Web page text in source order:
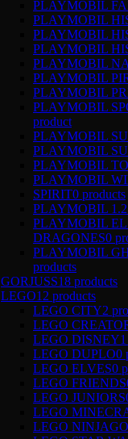
PLAYMOBIL
PLAYMOBIL
PLAYMOBIL
PLAYMOBIL
PLAYMOBIL
PLAYMOBIL
PLAYMOBIL
PLAYMOBIL
product
PLAYMOBIL
PLAYMOBIL
PLAYMOBIL
PLAYMOBIL
SPIRIT0 products
PLAYMOBIL
PLAYMOBIL
DRAGONES0
PLAYMOBIL
products
GORJUSS18 products
LEGO12 products
LEGO CITY2
LEGO
LEGO DISNEY
LEGO DUPLO0
LEGO ELVES0
LEGO FRIENDS
LEGO JUNIORS
LEGO
LEGO NINJAGO